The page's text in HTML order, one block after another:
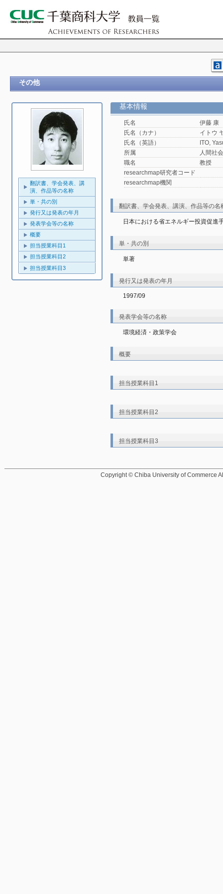
その他
翻訳書、学会発表、講
演、作品等の名称
単・共の別
発行又は発表の年月
発表学会等の名称
概要
担当授業科目1
担当授業科目2
担当授業科目3
基本情報
氏名
伊藤 康
氏名（カナ）
イトウ
氏名（英語）
ITO,
所属
人間社
職名
教授
researchmap研究者コード
researchmap機関
翻訳書、学会発表、講演、作品等の名
日本における省エネルギー投資促進
単・共の別
単著
発行又は発表の年月
1997/09
発表学会等の名称
環境経済・政策学会
概要
担当授業科目1
担当授業科目2
担当授業科目3